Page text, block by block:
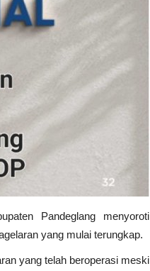
Pandeglang menyoroti
yang mulai terungkap.
yang telah beroperasi meski